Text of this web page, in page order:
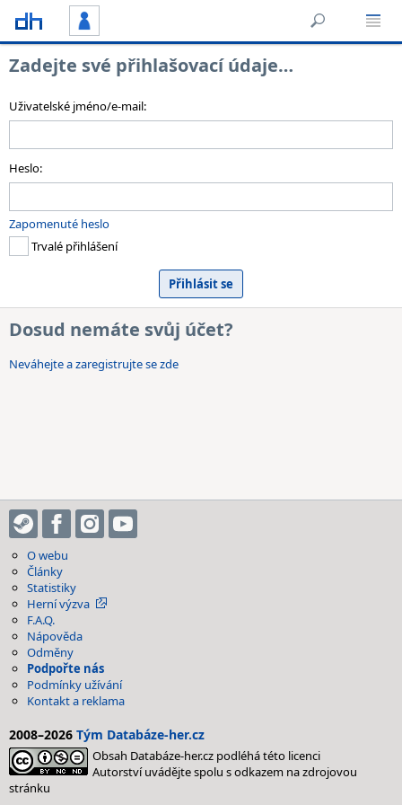
Zadejte své přihlašovací údaje…
Uživatelské jméno/e-mail:
Heslo:
Zapomenuté heslo
Trvalé přihlášení
Dosud nemáte svůj účet?
Neváhejte a zaregistrujte se zde
O webu
Články
Statistiky
Herní výzva
F.A.Q.
Nápověda
Odměny
Podpořte nás
Podmínky užívání
Kontakt a reklama
2008–2026 Tým Databáze-her.cz
Obsah Databáze-her.cz podléhá této licenci
Autorství uvádějte spolu s odkazem na zdrojovou
stránku